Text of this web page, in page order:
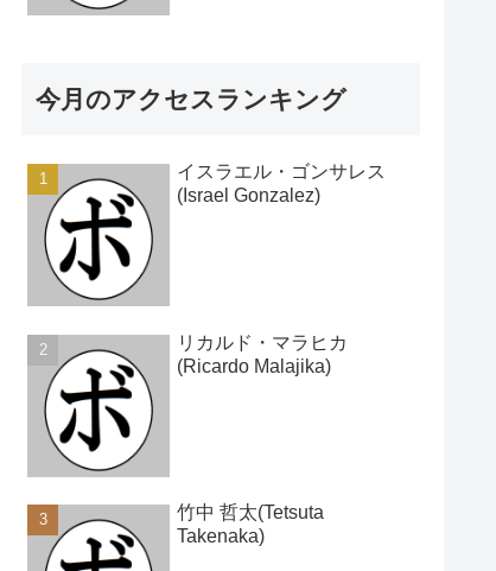
今月のアクセスランキング
イスラエル・ゴンサレス
(Israel Gonzalez)
リカルド・マラヒカ
(Ricardo Malajika)
竹中 哲太(Tetsuta
Takenaka)